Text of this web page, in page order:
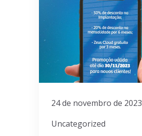
24 de novembro de 2023
Uncategorized